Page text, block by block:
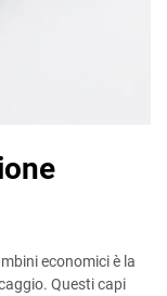
economici è la
Questi capi